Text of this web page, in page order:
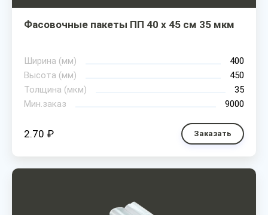
Фасовочные пакеты ПП 40 х 45 см 35 мкм
Ширина (мм)
400
Высота (мм)
450
Толщина (мкм)
35
Мин.заказ
9000
2.70 ₽ Заказать